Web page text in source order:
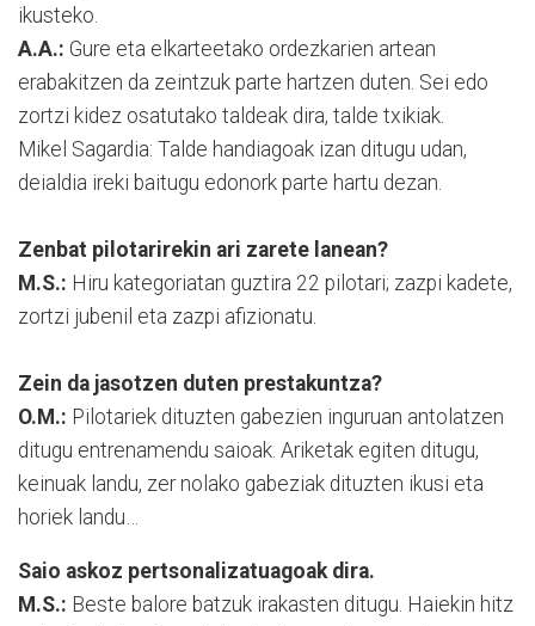
ikusteko.
A.A.: Gure eta elkarteetako ordezkarien artean
erabakitzen da zeintzuk parte hartzen duten. Sei edo
zortzi kidez osatutako taldeak dira, talde txikiak.
Mikel Sagardia: Talde handiagoak izan ditugu udan,
deialdia ireki baitugu edonork parte hartu dezan.
Zenbat pilotarirekin ari zarete lanean?
M.S.: Hiru kategoriatan guztira 22 pilotari; zazpi kadete,
zortzi jubenil eta zazpi afizionatu.
Zein da jasotzen duten prestakuntza?
O.M.: Pilotariek dituzten gabezien inguruan antolatzen
ditugu entrenamendu saioak. Ariketak egiten ditugu,
keinuak landu, zer nolako gabeziak dituzten ikusi eta
horiek landu…
Saio askoz pertsonalizatuagoak dira.
M.S.: Beste balore batzuk irakasten ditugu. Haiekin hitz